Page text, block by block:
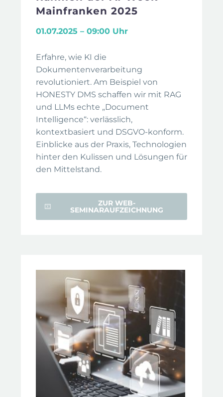
Mainfranken 2025
01.07.2025 – 09:00 Uhr
Erfahre, wie KI die
Dokumentenverarbeitung
revolutioniert. Am Beispiel von
HONESTY DMS schaffen wir mit RAG
und LLMs echte „Document
Intelligence“: verlässlich,
kontextbasiert und DSGVO-konform.
Einblicke aus der Praxis, Technologien
hinter den Kulissen und Lösungen für
den Mittelstand.
ZUR WEB-
SEMINARAUFZEICHNUNG